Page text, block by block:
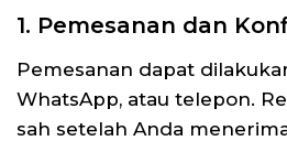
1. Pemesanan dan
Pemesanan dapat
WhatsApp, atau telepon.
sah setelah Anda